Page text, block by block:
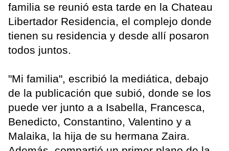
familia se reunió esta tarde en la Chateau
Libertador Residencia, el complejo donde
tienen su residencia y desde allí posaron
todos juntos.
"Mi familia", escribió la mediática, debajo
de la publicación que subió, donde se los
puede ver junto a a Isabella, Francesca,
Benedicto, Constantino, Valentino y a
Malaika, la hija de su hermana Zaira.